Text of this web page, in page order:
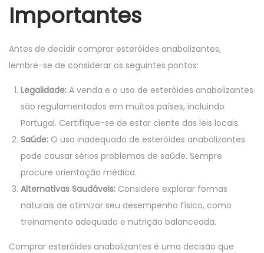
Importantes
Antes de decidir comprar esteróides anabolizantes,
lembre-se de considerar os seguintes pontos:
Legalidade: A venda e o uso de esteróides anabolizantes
são regulamentados em muitos países, incluindo
Portugal. Certifique-se de estar ciente das leis locais.
Saúde: O uso inadequado de esteróides anabolizantes
pode causar sérios problemas de saúde. Sempre
procure orientação médica.
Alternativas Saudáveis: Considere explorar formas
naturais de otimizar seu desempenho físico, como
treinamento adequado e nutrição balanceada.
Comprar esteróides anabolizantes é uma decisão que